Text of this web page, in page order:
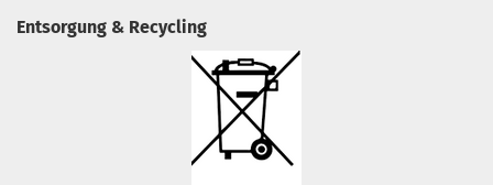
Entsorgung & Recycling